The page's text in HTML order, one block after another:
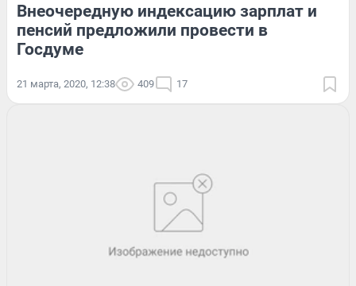
Внеочередную индексацию зарплат и
пенсий предложили провести в
Госдуме
21 марта, 2020, 12:38 409 17